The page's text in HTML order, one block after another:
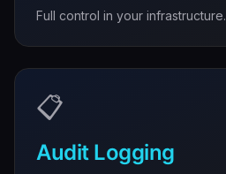
Full control in your infrastructure.
📋
Audit Logging